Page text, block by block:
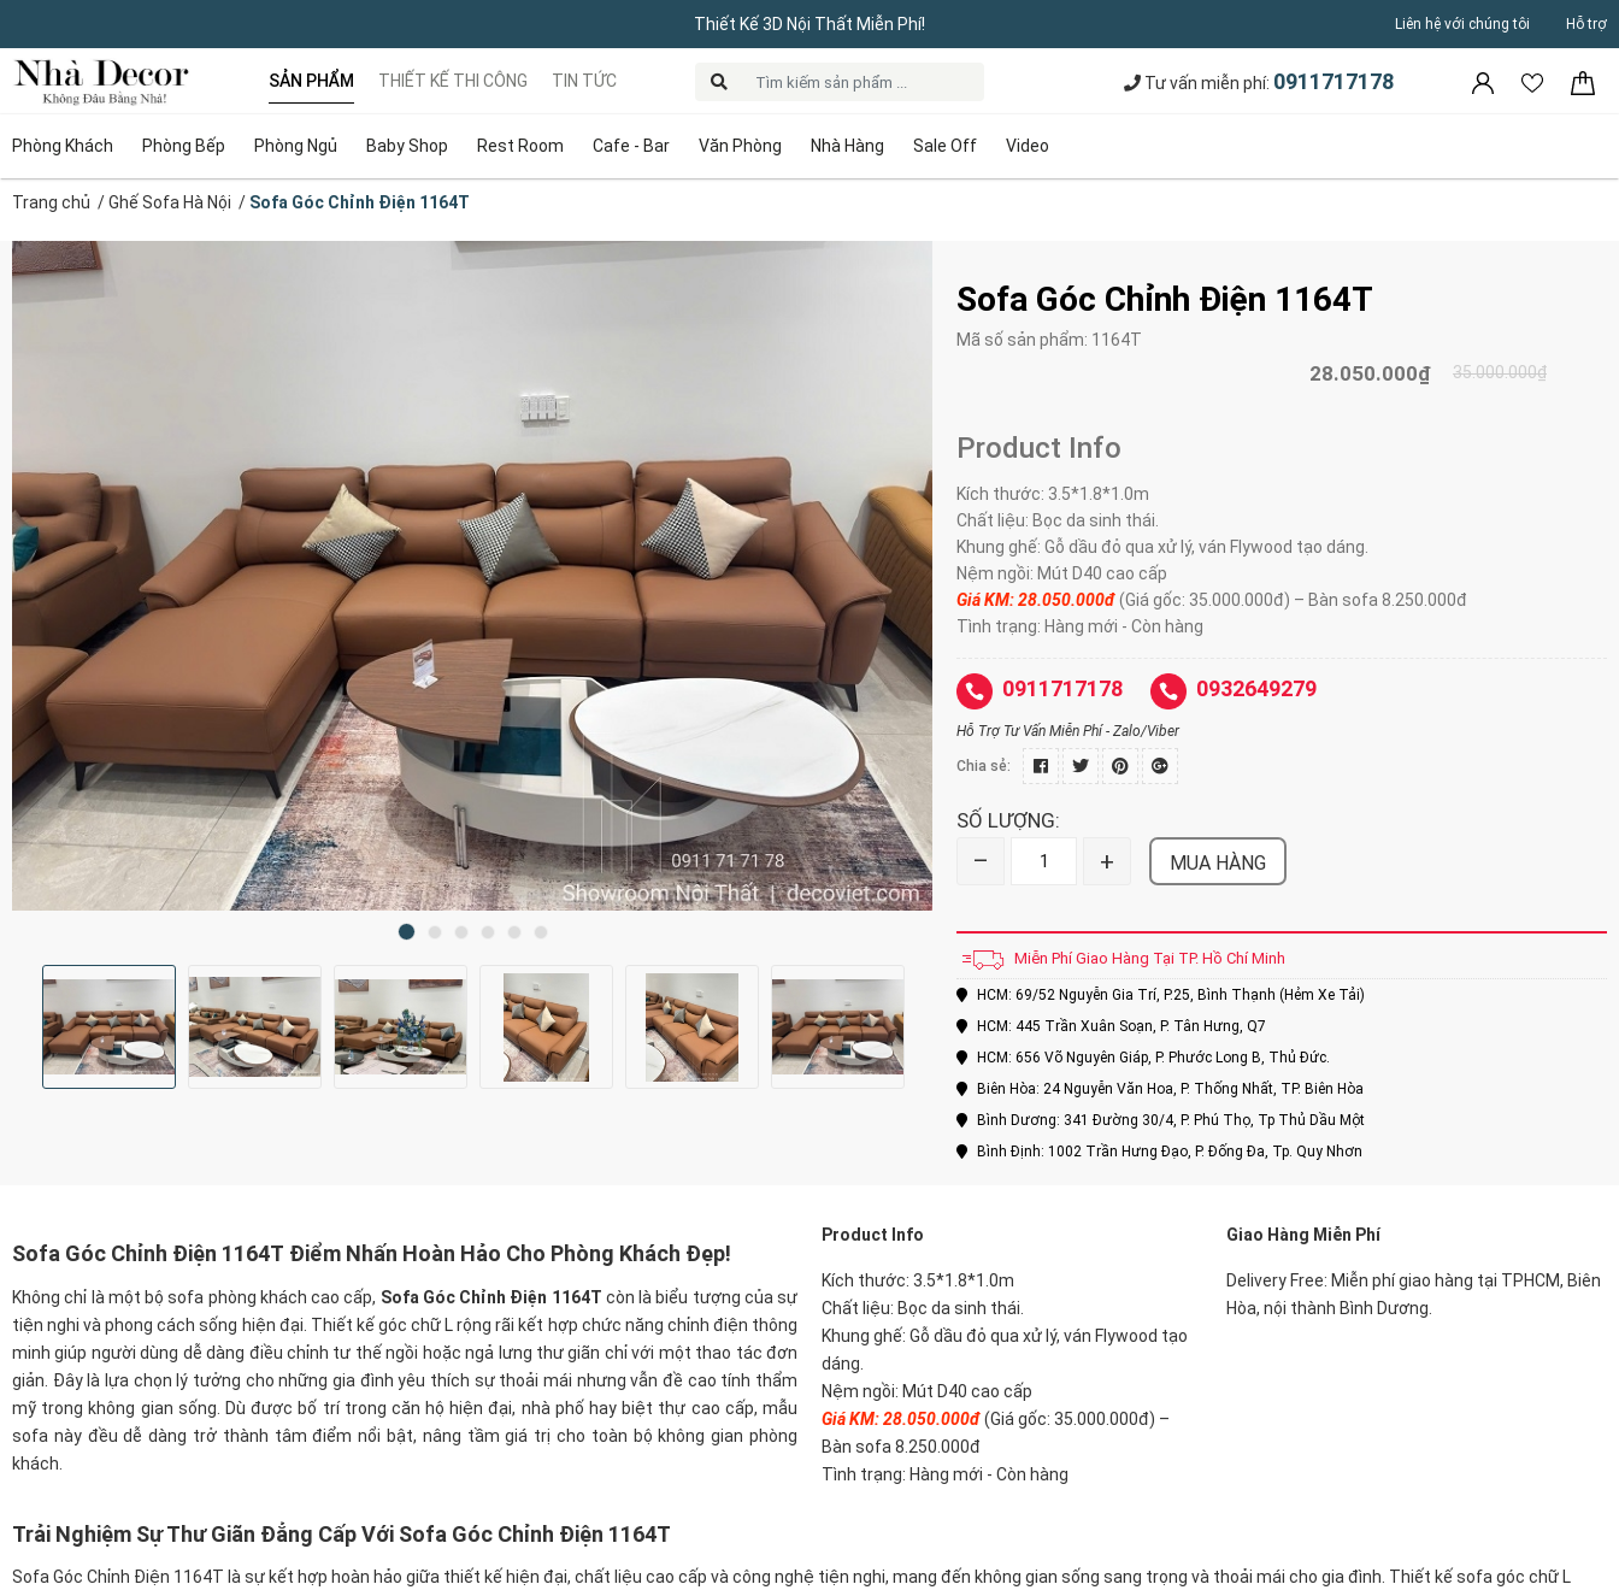
Thiết Kế 3D Nội Thất Miễn Phí! Liên hệ với chúng tôi Hỗ trợ
SẢN PHẨM
Phòng Khách Phòng Bếp Phòng Ngủ Baby Shop Rest Room Cafe - Bar Văn Phòng Nhà Hàng Sale Off Video
THIẾT KẾ THI CÔNG TIN TỨC Tư vấn miễn phí: 0911717178
Trang chủ /Ghế Sofa Hà Nội / Sofa Góc Chỉnh Điện 1164T
Sofa Góc Chỉnh Điện 1164T
Mã số sản phẩm: 1164T
28.050.000₫ 35.000.000₫
Product Info
Kích thước: 3.5*1.8*1.0m
Chất liệu: Bọc da sinh thái.
Khung ghế: Gỗ dầu đỏ qua xử lý, ván Flywood tạo dáng.
Nệm ngồi: Mút D40 cao cấp
Giá KM: 28.050.000đ(Giá gốc: 35.000.000đ) – Bàn sofa 8.250.000đ
Tình trạng: Hàng mới - Còn hàng
0911717178 0932649279
Hỗ Trợ Tư Vấn Miễn Phí - Zalo/Viber
Chia sẻ:
SỐ LƯỢNG:
– + MUA HÀNG
Miễn Phí Giao Hàng Tại TP. Hồ Chí Minh
HCM: 69/52 Nguyễn Gia Trí, P.25, Bình Thạnh (Hẻm Xe Tải)
HCM: 445 Trần Xuân Soạn, P. Tân Hưng, Q7
HCM: 656 Võ Nguyên Giáp, P. Phước Long B, Thủ Đức.
Biên Hòa: 24 Nguyễn Văn Hoa, P. Thống Nhất, TP. Biên Hòa
Bình Dương: 341 Đường 30/4, P. Phú Thọ, Tp Thủ Dầu Một
Bình Định: 1002 Trần Hưng Đạo, P. Đống Đa, Tp. Quy Nhơn
Sofa Góc Chỉnh Điện 1164T Điểm Nhấn Hoàn Hảo Cho Phòng Khách Đẹp!
Không chỉ là một bộ sofa phòng khách cao cấp, Sofa Góc Chỉnh Điện 1164T còn là biểu tượng của sự
tiện nghi và phong cách sống hiện đại. Thiết kế góc chữ L rộng rãi kết hợp chức năng chỉnh điện thông
minh giúp người dùng dễ dàng điều chỉnh tư thế ngồi hoặc ngả lưng thư giãn chỉ với một thao tác đơn
giản. Đây là lựa chọn lý tưởng cho những gia đình yêu thích sự thoải mái nhưng vẫn đề cao tính thẩm
mỹ trong không gian sống. Dù được bố trí trong căn hộ hiện đại, nhà phố hay biệt thự cao cấp, mẫu
sofa này đều dễ dàng trở thành tâm điểm nổi bật, nâng tầm giá trị cho toàn bộ không gian phòng
khách.
Product Info
Kích thước: 3.5*1.8*1.0m
Chất liệu: Bọc da sinh thái.
Khung ghế: Gỗ dầu đỏ qua xử lý, ván Flywood tạo
dáng.
Nệm ngồi: Mút D40 cao cấp
Giá KM: 28.050.000đ(Giá gốc: 35.000.000đ) –
Bàn sofa 8.250.000đ
Tình trạng: Hàng mới - Còn hàng
Giao Hàng Miễn Phí
Delivery Free: Miễn phí giao hàng tại TPHCM, Biên
Hòa, nội thành Bình Dương.
Trải Nghiệm Sự Thư Giãn Đẳng Cấp Với Sofa Góc Chỉnh Điện 1164T
Sofa Góc Chỉnh Điện 1164T là sự kết hợp hoàn hảo giữa thiết kế hiện đại, chất liệu cao cấp và công nghệ tiện nghi, mang đến không gian sống sang trọng và thoải mái cho gia đình. Thiết kế sofa góc chữ L